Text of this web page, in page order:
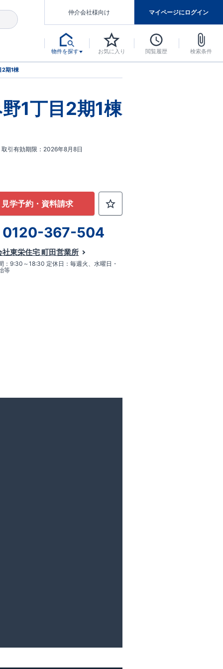
仲介会社様向け マイページにログイン
物件を探す お気に入り 閲覧履歴 検索条件
2期1棟
1丁目2期1棟
取引有効期限 2026年8月8日
見学予約・資料請求
0120-367-504
社東栄住宅 町田営業所
：9:30～18:30 定休日：毎週火、水曜日・
等